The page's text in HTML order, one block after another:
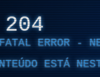
204
ERROR -
ESTÁ